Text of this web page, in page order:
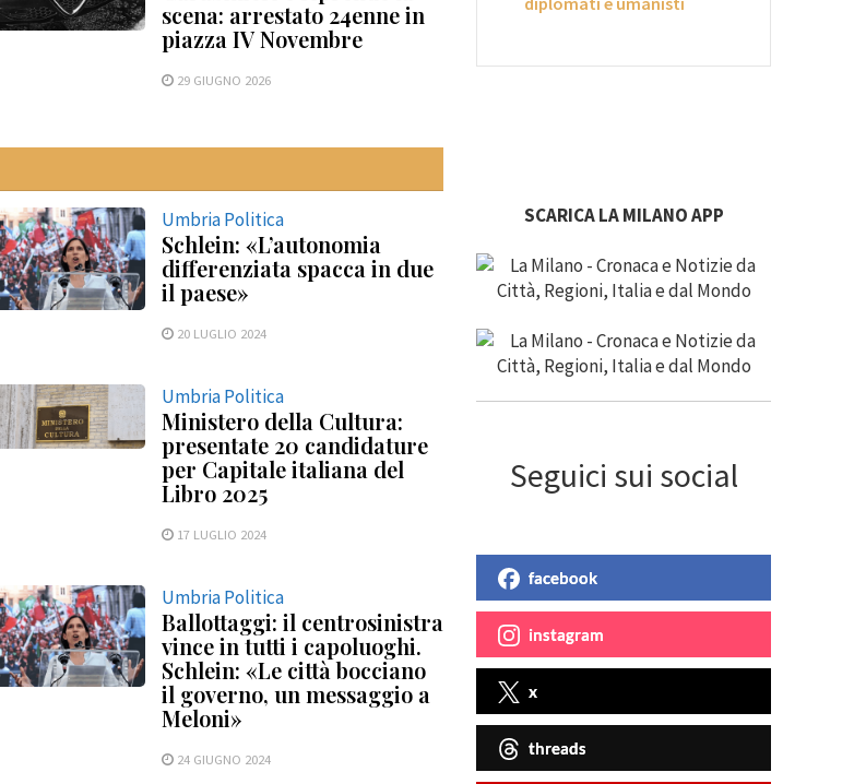
scena: arrestato 24enne in
piazza IV Novembre
29 GIUGNO 2026
Umbria Politica
Schlein: «L’autonomia
differenziata spacca in due
il paese»
20 LUGLIO 2024
Umbria Politica
Ministero della Cultura:
presentate 20 candidature
per Capitale italiana del
Libro 2025
17 LUGLIO 2024
Umbria Politica
Ballottaggi: il centrosinistra
vince in tutti i capoluoghi.
Schlein: «Le città bocciano
il governo, un messaggio a
Meloni»
24 GIUGNO 2024
SCARICA LA MILANO APP
Seguici sui social
facebook
instagram
x
threads